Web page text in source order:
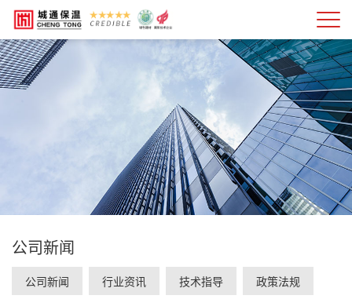
公司新闻
公司新闻 行业资讯 技术指导 政策法规